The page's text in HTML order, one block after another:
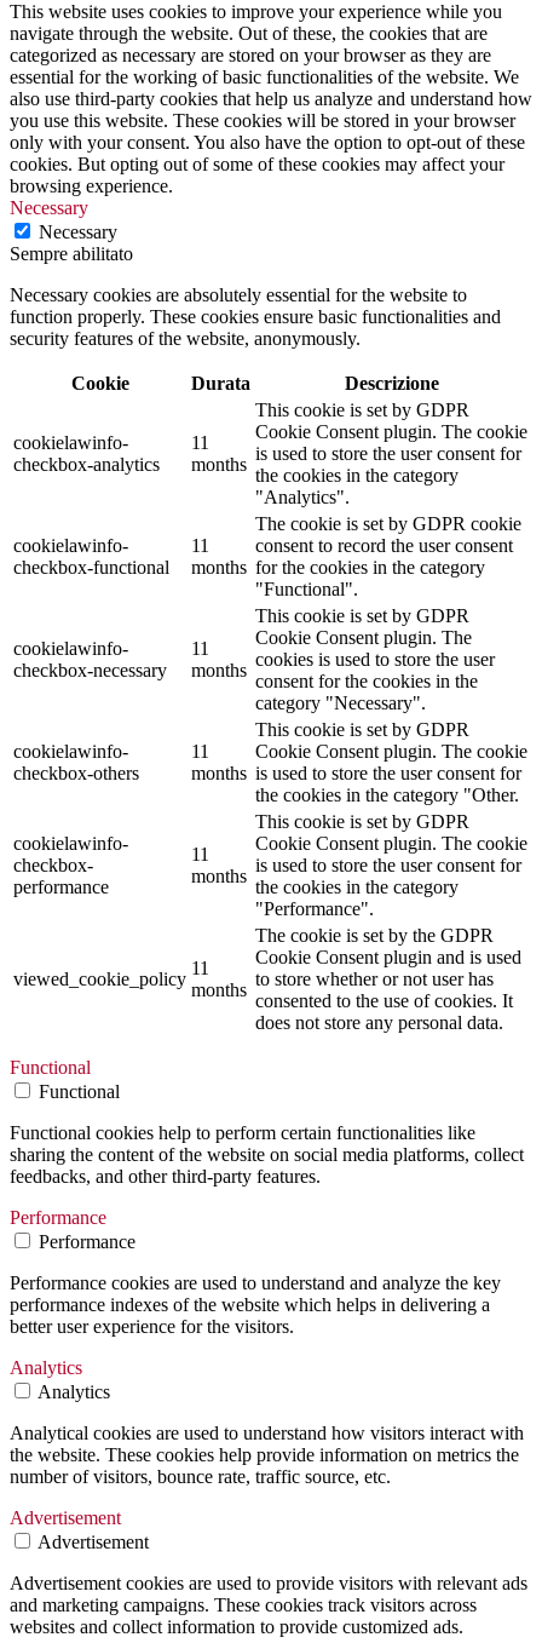
This website uses cookies to improve your experience while you
navigate through the website. Out of these, the cookies that are
categorized as necessary are stored on your browser as they are
essential for the working of basic functionalities of the website. We
also use third-party cookies that help us analyze and understand how
you use this website. These cookies will be stored in your browser
only with your consent. You also have the option to opt-out of these
cookies. But opting out of some of these cookies may affect your
browsing experience.
Necessary
Necessary
Sempre abilitato
Necessary cookies are absolutely essential for the website to
function properly. These cookies ensure basic functionalities and
security features of the website, anonymously.
Cookie Durata Descrizione
cookielawinfo-
checkbox-analytics
11
months
This cookie is set by GDPR
Cookie Consent plugin. The cookie
is used to store the user consent for
the cookies in the category
"Analytics".
cookielawinfo-
checkbox-functional
11
months
The cookie is set by GDPR cookie
consent to record the user consent
for the cookies in the category
"Functional".
cookielawinfo-
checkbox-necessary
11
months
This cookie is set by GDPR
Cookie Consent plugin. The
cookies is used to store the user
consent for the cookies in the
category "Necessary".
cookielawinfo-
checkbox-others
11
months
This cookie is set by GDPR
Cookie Consent plugin. The cookie
is used to store the user consent for
the cookies in the category "Other.
cookielawinfo-
checkbox-
performance
11
months
This cookie is set by GDPR
Cookie Consent plugin. The cookie
is used to store the user consent for
the cookies in the category
"Performance".
viewed_cookie_policy
11
months
The cookie is set by the GDPR
Cookie Consent plugin and is used
to store whether or not user has
consented to the use of cookies. It
does not store any personal data.
Functional
Functional
Functional cookies help to perform certain functionalities like
sharing the content of the website on social media platforms, collect
feedbacks, and other third-party features.
Performance
Performance
Performance cookies are used to understand and analyze the key
performance indexes of the website which helps in delivering a
better user experience for the visitors.
Analytics
Analytics
Analytical cookies are used to understand how visitors interact with
the website. These cookies help provide information on metrics the
number of visitors, bounce rate, traffic source, etc.
Advertisement
Advertisement
Advertisement cookies are used to provide visitors with relevant ads
and marketing campaigns. These cookies track visitors across
websites and collect information to provide customized ads.